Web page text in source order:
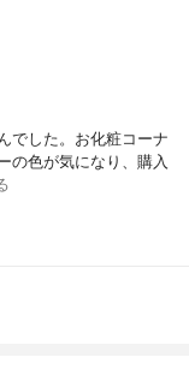
でした。お化粧コーナ
の色が気になり、購入